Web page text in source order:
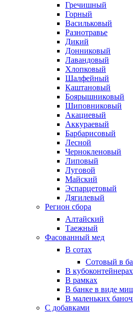
Гречишный
Горный
Васильковый
Разнотравье
Дикий
Донниковый
Лавандовый
Хлопковый
Шалфейный
Каштановый
Боярышниковый
Шиповниковый
Акациевый
Аккураевый
Барбарисовый
Лесной
Чернокленовый
Липовый
Луговой
Майский
Эспарцетовый
Дягилевый
Регион сбора
Алтайский
Таежный
Фасованный мед
В сотах
Сотовый в
В кубоконтейнерах
В рамках
В банке в виде
В маленьких
С добавками